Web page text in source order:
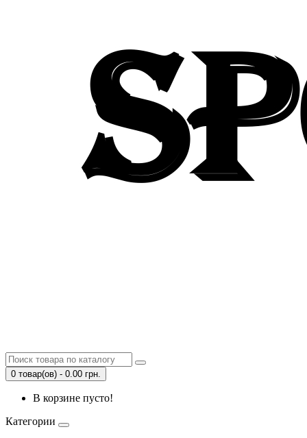
0 товар(ов) - 0.00 грн.
В корзине пусто!
Категории